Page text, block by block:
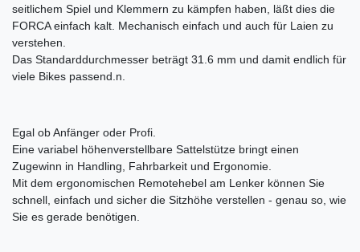
seitlichem Spiel und Klemmern zu kämpfen haben, läßt dies die
FORCA einfach kalt. Mechanisch einfach und auch für Laien zu
verstehen.
Das Standarddurchmesser beträgt 31.6 mm und damit endlich für
viele Bikes passend.n.
Egal ob Anfänger oder Profi.
Eine variabel höhenverstellbare Sattelstütze bringt einen
Zugewinn in Handling, Fahrbarkeit und Ergonomie.
Mit dem ergonomischen Remotehebel am Lenker können Sie
schnell, einfach und sicher die Sitzhöhe verstellen - genau so, wie
Sie es gerade benötigen.